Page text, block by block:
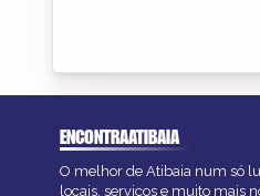
ENCONTRAATIBAIA
O melhor de Atibaia num só
locais, serviços e muito mais